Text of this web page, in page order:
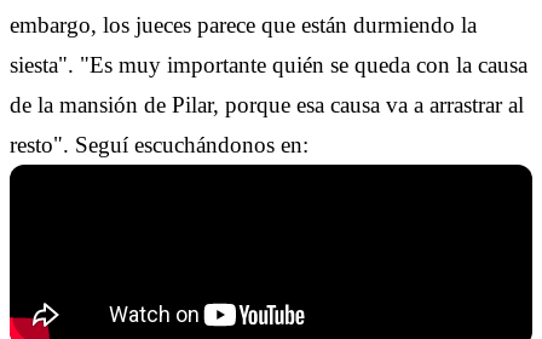
embargo, los jueces parece que están durmiendo la
siesta". "Es muy importante quién se queda con la causa
de la mansión de Pilar, porque esa causa va a arrastrar al
resto". Seguí escuchándonos en: